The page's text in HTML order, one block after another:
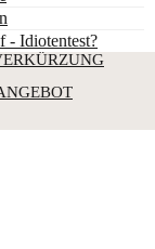
- Idiotentest?